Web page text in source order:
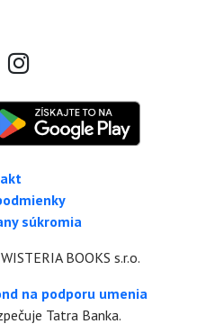
súkromia
BOOKS s.r.o.
na podporu umenia
Tatra Banka.